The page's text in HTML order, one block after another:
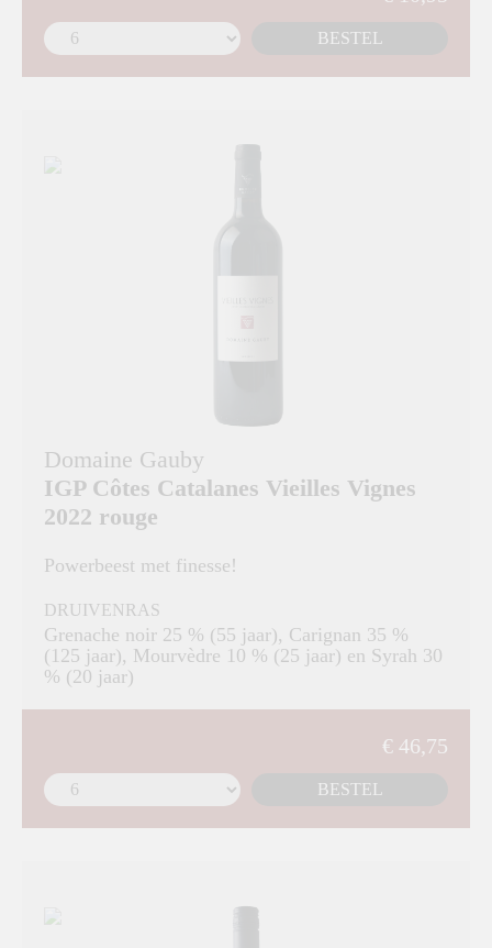
BESTEL
Domaine Gauby
IGP Côtes Catalanes Vieilles Vignes
2022 rouge
Powerbeest met finesse!
DRUIVENRAS
Grenache noir 25 % (55 jaar), Carignan 35 %
(125 jaar), Mourvèdre 10 % (25 jaar) en Syrah 30
% (20 jaar)
€ 46,75
BESTEL